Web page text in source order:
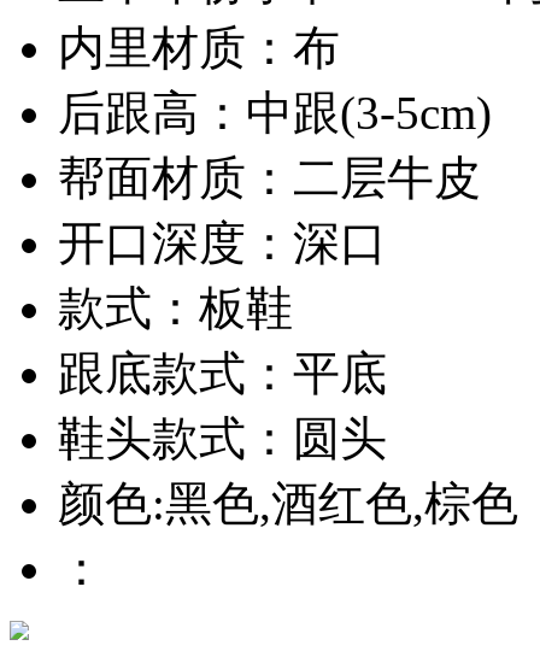
内里材质：布
后跟高：中跟(3-5cm)
帮面材质：二层牛皮
开口深度：深口
款式：板鞋
跟底款式：平底
鞋头款式：圆头
颜色:黑色,酒红色,棕色
：